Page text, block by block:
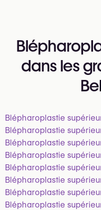
dans les
Blépharoplastie
Blépharoplastie
Blépharoplastie
Blépharoplastie
Blépharoplastie
Blépharoplastie
Blépharoplastie
Blépharoplastie